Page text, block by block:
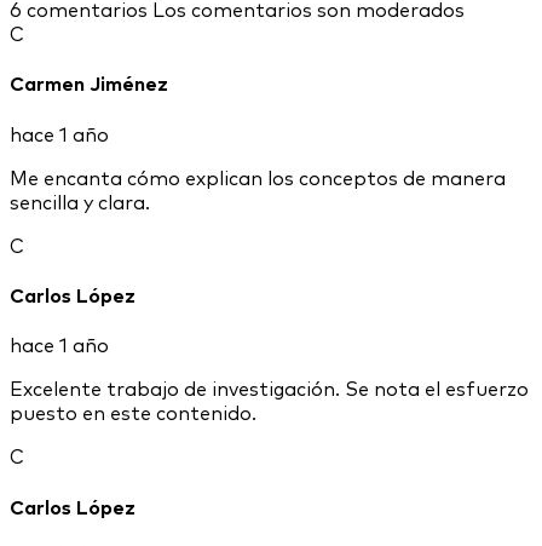
6 comentarios Los comentarios son moderados
C
Carmen Jiménez
hace 1 año
Me encanta cómo explican los conceptos de manera
sencilla y clara.
C
Carlos López
hace 1 año
Excelente trabajo de investigación. Se nota el esfuerzo
puesto en este contenido.
C
Carlos López